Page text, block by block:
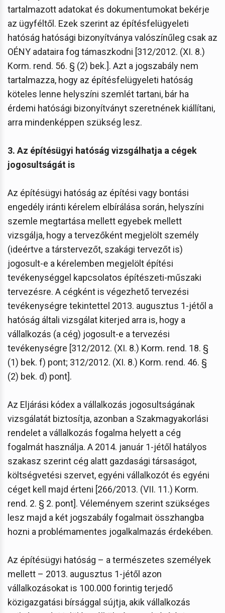
tartalmazott adatokat és dokumentumokat bekérje
az ügyféltől. Ezek szerint az építésfelügyeleti
hatóság hatósági bizonyítványa valószínűleg csak az
OÉNY adataira fog támaszkodni [312/2012. (XI. 8.)
Korm. rend. 56. § (2) bek.]. Azt a jogszabály nem
tartalmazza, hogy az építésfelügyeleti hatóság
köteles lenne helyszíni szemlét tartani, bár ha
érdemi hatósági bizonyítványt szeretnének kiállítani,
arra mindenképpen szükség lesz.
3. Az építésügyi hatóság vizsgálhatja a cégek
jogosultságát is
Az építésügyi hatóság az építési vagy bontási
engedély iránti kérelem elbírálása során, helyszíni
szemle megtartása mellett egyebek mellett
vizsgálja, hogy a tervezőként megjelölt személy
(ideértve a társtervezőt, szakági tervezőt is)
jogosult-e a kérelemben megjelölt építési
tevékenységgel kapcsolatos építészeti-műszaki
tervezésre. A cégként is végezhető tervezési
tevékenységre tekintettel 2013. augusztus 1-jétől a
hatóság általi vizsgálat kiterjed arra is, hogy a
vállalkozás (a cég) jogosult-e a tervezési
tevékenységre [312/2012. (XI. 8.) Korm. rend. 18. §
(1) bek. f) pont; 312/2012. (XI. 8.) Korm. rend. 46. §
(2) bek. d) pont].
Az Eljárási kódex a vállalkozás jogosultságának
vizsgálatát biztosítja, azonban a Szakmagyakorlási
rendelet a vállalkozás fogalma helyett a cég
fogalmát használja. A 2014. január 1-jétől hatályos
szakasz szerint cég alatt gazdasági társaságot,
költségvetési szervet, egyéni vállalkozót és egyéni
céget kell majd érteni [266/2013. (VII. 11.) Korm.
rend. 2. § 2. pont]. Véleményem szerint szükséges
lesz majd a két jogszabály fogalmait összhangba
hozni a problémamentes jogalkalmazás érdekében.
Az építésügyi hatóság – a természetes személyek
mellett – 2013. augusztus 1-jétől azon
vállalkozásokat is 100.000 forintig terjedő
közigazgatási bírsággal sújtja, akik vállalkozás